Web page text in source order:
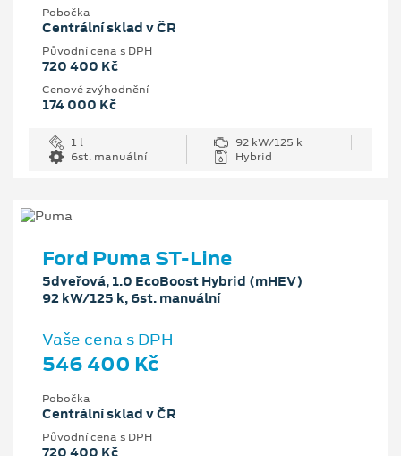
Pobočka
Centrální sklad v ČR
Původní cena s DPH
720 400 Kč
Cenové zvýhodnění
174 000 Kč
1 l
92 kW/125 k
6st. manuální
Hybrid
Ford Puma ST-Line
5dveřová, 1.0 EcoBoost Hybrid (mHEV)
92 kW/125 k, 6st. manuální
Vaše cena s DPH
546 400 Kč
Pobočka
Centrální sklad v ČR
Původní cena s DPH